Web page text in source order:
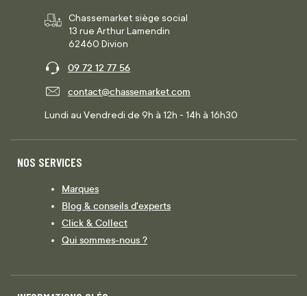
Chassemarket siège social
13 rue Arthur Lamendin
62460 Divion
09 72 12 77 56
contact@chassemarket.com
Lundi au Vendredi de 9h à 12h - 14h à 16h30
NOS SERVICES
Marques
Blog & conseils d'experts
Click & Collect
Qui sommes-nous ?